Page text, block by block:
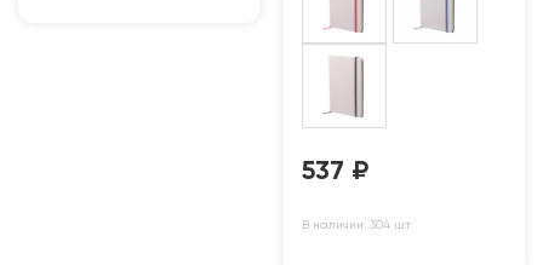
537 ₽
В наличии: 304 шт